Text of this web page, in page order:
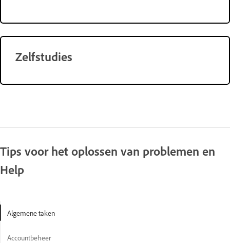
Zelfstudies
Tips voor het oplossen van problemen en
Help
Algemene taken
Accountbeheer